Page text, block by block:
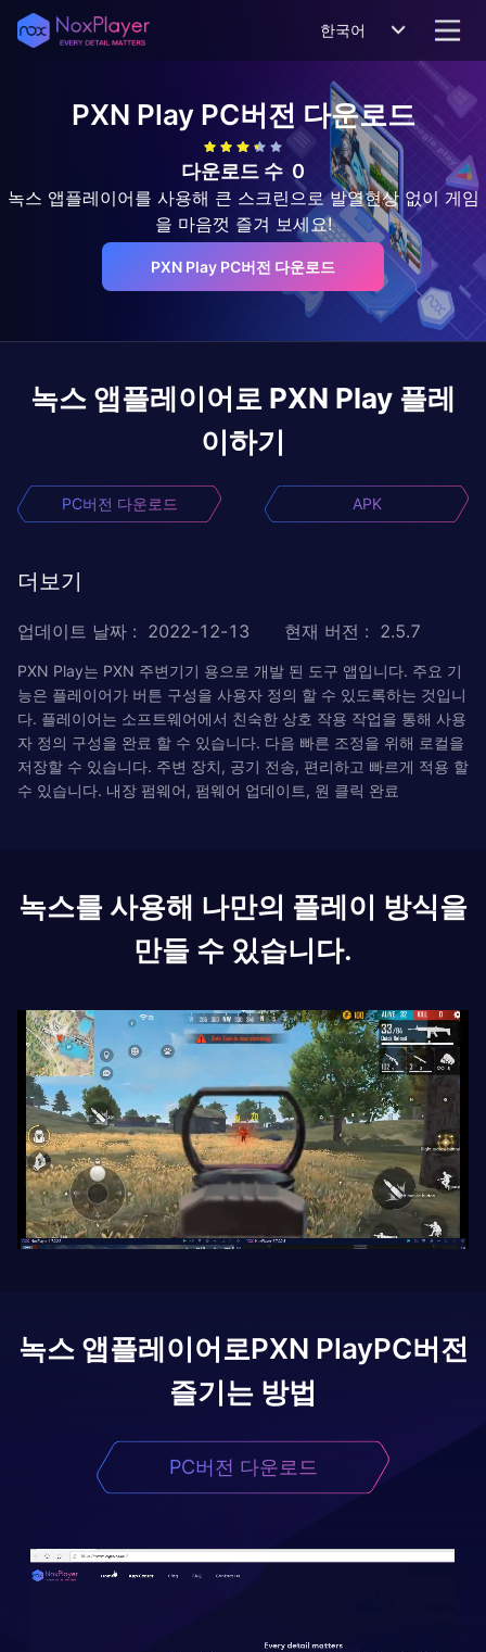
한국어
PXN PlayPC버전 다운로드
다운로드 수 0
녹스 앱플레이어를 사용해 큰 스크린으로 발열현상 없이 게임
을 마음껏 즐겨 보세요!
PXN Play PC버전 다운로드
녹스 앱플레이어로 PXN Play 플레
이하기
PC버전 다운로드 APK
더보기
업데이트 날짜 : 2022-12-13 현재 버전 : 2.5.7
PXN Play는 PXN 주변기기 용으로 개발 된 도구 앱입니다. 주요 기
능은 플레이어가 버튼 구성을 사용자 정의 할 수 있도록하는 것입니
다. 플레이어는 소프트웨어에서 친숙한 상호 작용 작업을 통해 사용
자 정의 구성을 완료 할 수 있습니다. 다음 빠른 조정을 위해 로컬을
저장할 수 있습니다. 주변 장치, 공기 전송, 편리하고 빠르게 적용 할
수 있습니다. 내장 펌웨어, 펌웨어 업데이트, 원 클릭 완료
녹스를 사용해 나만의 플레이 방식을
만들 수 있습니다.
녹스 앱플레이어로PXN PlayPC버전
즐기는 방법
PC버전 다운로드